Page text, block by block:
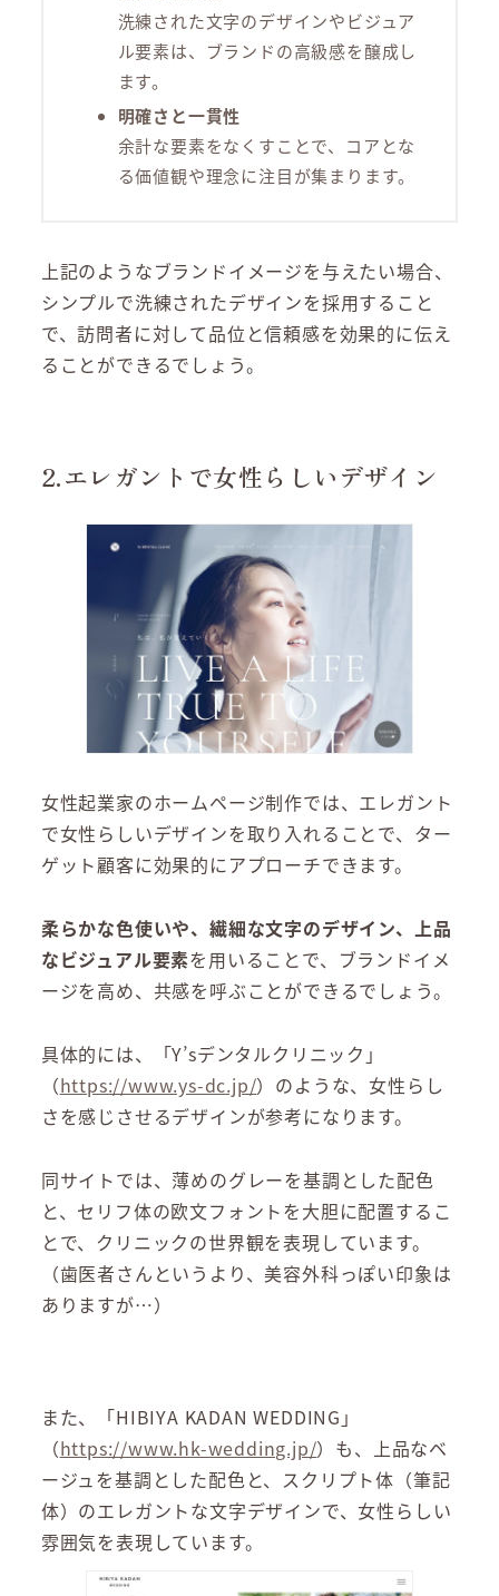
洗練された文字のデザインやビジュア
ル要素は、ブランドの高級感を醸成し
ます。
明確さと一貫性
余計な要素をなくすことで、コアとな
る価値観や理念に注目が集まります。
上記のようなブランドイメージを与えたい場合、
シンプルで洗練されたデザインを採用すること
で、訪問者に対して品位と信頼感を効果的に伝え
ることができるでしょう。
2.エレガントで女性らしいデザイン
女性起業家のホームページ制作では、エレガント
で女性らしいデザインを取り入れることで、ター
ゲット顧客に効果的にアプローチできます。
柔らかな色使いや、繊細な文字のデザイン、上品
なビジュアル要素を用いることで、ブランドイメ
ージを高め、共感を呼ぶことができるでしょう。
具体的には、「Y’sデンタルクリニック」
（https://www.ys-dc.jp/）のような、女性らし
さを感じさせるデザインが参考になります。
同サイトでは、薄めのグレーを基調とした配色
と、セリフ体の欧文フォントを大胆に配置するこ
とで、クリニックの世界観を表現しています。
（歯医者さんというより、美容外科っぽい印象は
ありますが…）
また、「HIBIYA KADAN WEDDING」
（https://www.hk-wedding.jp/）も、上品なベ
ージュを基調とした配色と、スクリプト体（筆記
体）のエレガントな文字デザインで、女性らしい
雰囲気を表現しています。